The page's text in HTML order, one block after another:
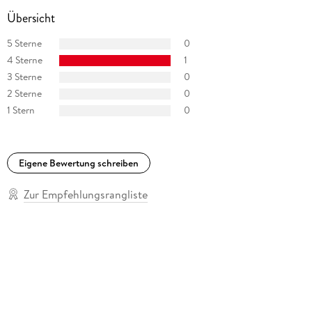
Übersicht
5 Sterne
0
4 Sterne
1
3 Sterne
0
2 Sterne
0
1 Stern
0
Eigene Bewertung schreiben
Zur Empfehlungsrangliste